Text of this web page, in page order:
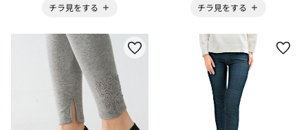
チラ見をする
チラ見をする